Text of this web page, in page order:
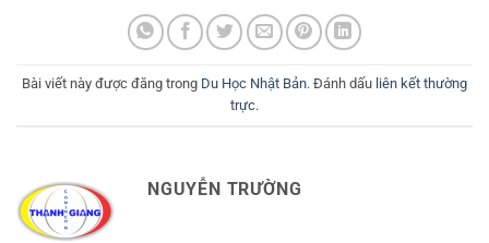
Bài viết này được đăng trong Du Học Nhật Bản. Đánh dấu liên kết thường
trực.
NGUYỄN TRƯỜNG